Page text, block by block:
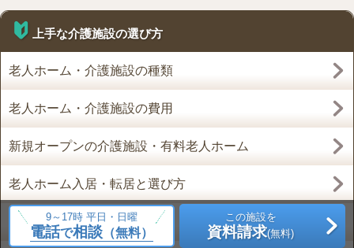
上手な介護施設の選び方
老人ホーム・介護施設の種類
老人ホーム・介護施設の費用
新規オープンの介護施設・有料老人ホーム
老人ホーム入居・転居と選び方
介護に関するお役立ち情報
9～17時 平日・日曜
電話で相談（無料）
この施設を
資料請求(無料)